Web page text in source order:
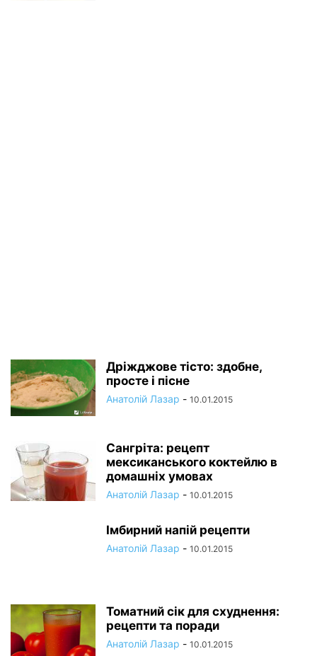
Дріжджове тісто: здобне,
просте і пісне
Анатолій Лазар - 10.01.2015
Сангріта: рецепт
мексиканського коктейлю в
домашніх умовах
Анатолій Лазар - 10.01.2015
Імбирний напій рецепти
Анатолій Лазар - 10.01.2015
Томатний сік для схуднення:
рецепти та поради
Анатолій Лазар - 10.01.2015